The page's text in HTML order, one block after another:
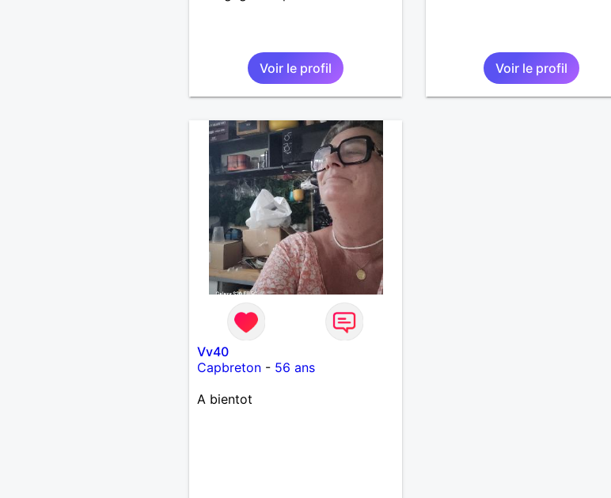
Voir le profil Voir le profil
Vv40
Capbreton- 56 ans
A bientot